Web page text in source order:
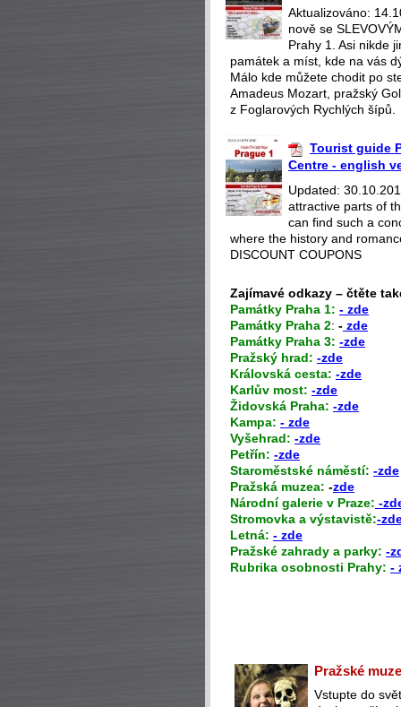
Aktualizováno:
nově se
Prahy 1. Asi nikde
památek a míst, kde na vás
Málo kde můžete chodit po
Amadeus Mozart, pražský
z Foglarových Rychlých šípů.
Tourist guide
Centre - english
Updated:
attractive parts of
can find such a
where the history and
DISCOUNT COUPONS
Zajímavé odkazy – čtěte
Památky Praha 1: - zde
Památky Praha 2: - zde
Památky Praha 3: -zde
Pražský hrad: -zde
Královská cesta: -zde
Karlův most: -zde
Židovská Praha: -zde
Kampa: - zde
Vyšehrad: -zde
Petřín: -zde
Staroměstské náměstí: -zde
Pražská muzea: -zde
Národní galerie v Praze: -
Stromovka a výstavistě:-
Letná: - zde
Pražské zahrady a parky: -
Rubrika osobnosti Prahy: -
Pražské
Vstupte do